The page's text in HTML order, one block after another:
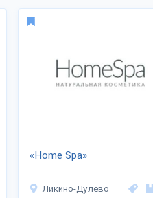
«Home Spа»
Ликино-Дулево